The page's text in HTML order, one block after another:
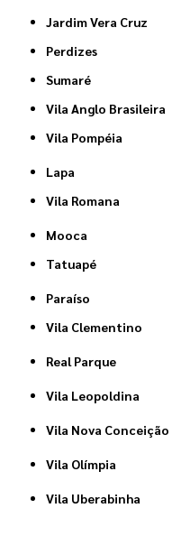
Jardim Vera Cruz
Perdizes
Sumaré
Vila Anglo Brasileira
Vila Pompéia
Lapa
Vila Romana
Mooca
Tatuapé
Paraíso
Vila Clementino
Real Parque
Vila Leopoldina
Vila Nova Conceição
Vila Olímpia
Vila Uberabinha